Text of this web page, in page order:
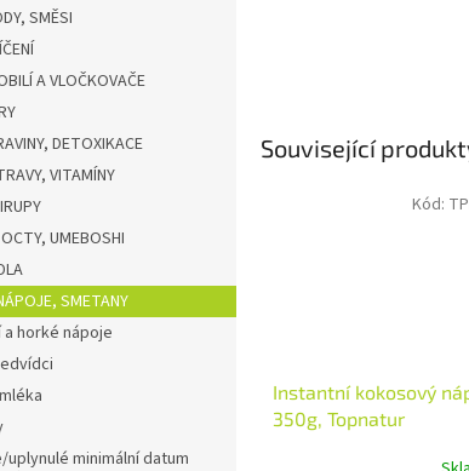
SMĚSI
A VLOČKOVAČE
DETOXIKACE
VITAMÍNY
UMEBOSHI
SMETANY
horké nápoje
uplynulé minimální datum
Související
Instantní kokosový
350g, Topnatur
Kód: